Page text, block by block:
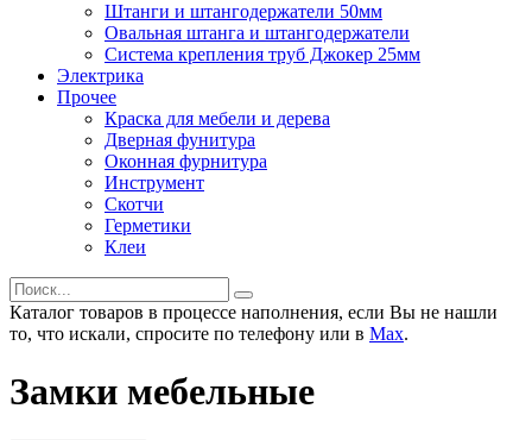
Штанги и штангодержатели 50мм
Овальная штанга и штангодержатели
Система крепления труб Джокер 25мм
Электрика
Прочее
Краска для мебели и дерева
Дверная фунитура
Оконная фурнитура
Инструмент
Скотчи
Герметики
Клеи
Каталог товаров в процессе наполнения, если Вы не нашли
то, что искали, спросите по телефону или в Мах.
Замки мебельные